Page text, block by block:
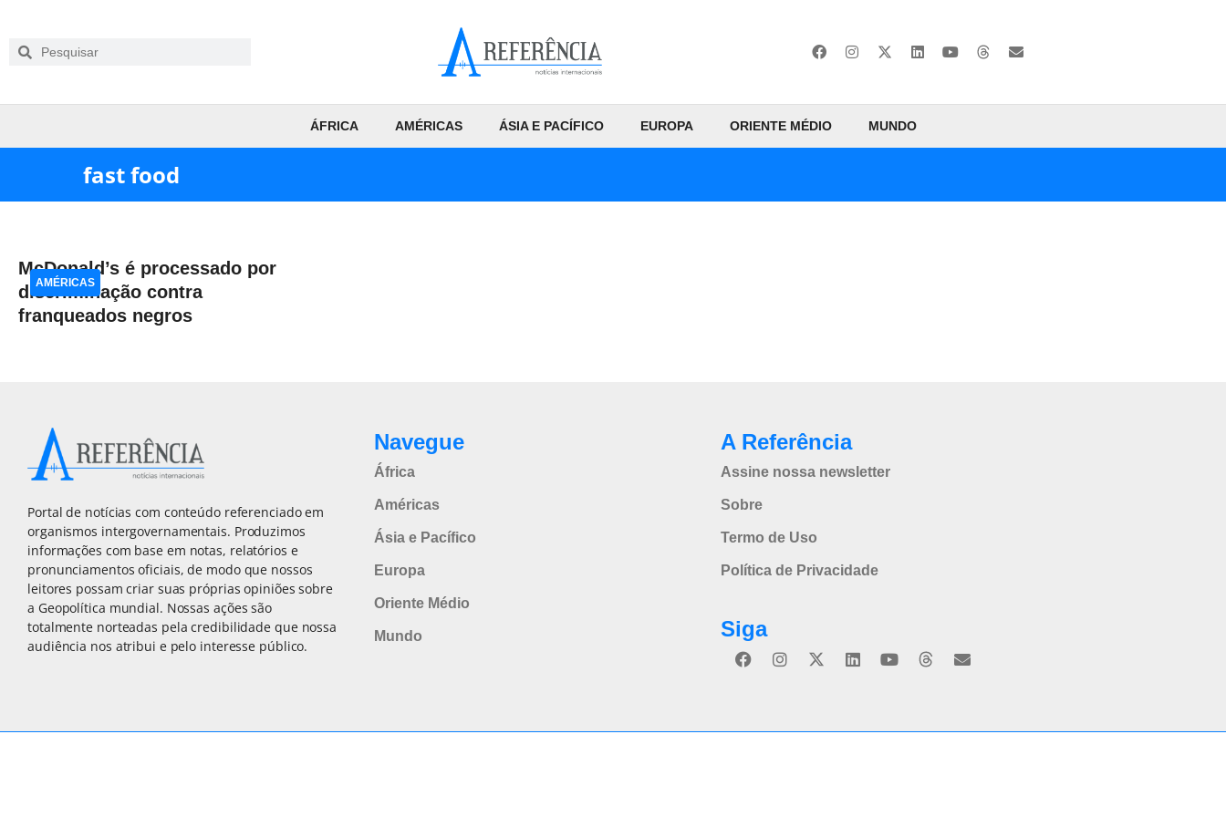
ÁFRICA AMÉRICAS ÁSIA E PACÍFICO EUROPA ORIENTE MÉDIO MUNDO
fast food
McDonald’s é processado por
discriminação contra
franqueados negros
AMÉRICAS
Portal de notícias com conteúdo referenciado em
organismos intergovernamentais. Produzimos
informações com base em notas, relatórios e
pronunciamentos oficiais, de modo que nossos
leitores possam criar suas próprias opiniões sobre
a Geopolítica mundial. Nossas ações são
totalmente norteadas pela credibilidade que nossa
audiência nos atribui e pelo interesse público.
Navegue
África
Américas
Ásia e Pacífico
Europa
Oriente Médio
Mundo
A Referência
Assine nossa newsletter
Sobre
Termo de Uso
Política de Privacidade
Siga